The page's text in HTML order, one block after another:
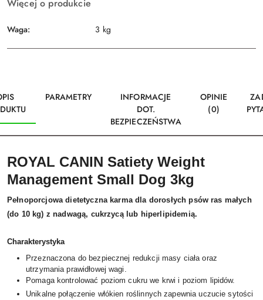
Więcej o produkcie
Waga: 3 kg
PARAMETRY
INFORMACJE
DOT.
BEZPIECZEŃSTWA
OPINIE
(0)
ROYAL CANIN Satiety Weight
Management Small Dog 3kg
Pełnoporcjowa dietetyczna karma dla dorosłych psów ras małych
(do 10 kg) z nadwagą, cukrzycą lub hiperlipidemią.
Charakterystyka
Przeznaczona do bezpiecznej redukcji masy ciała oraz
utrzymania prawidłowej wagi.
Pomaga kontrolować poziom cukru we krwi i poziom lipidów.
Unikalne połączenie włókien roślinnych zapewnia uczucie sytości